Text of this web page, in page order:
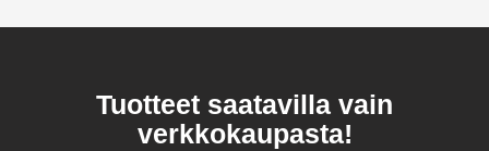
Tuotteet saatavilla vain
verkkokaupasta!